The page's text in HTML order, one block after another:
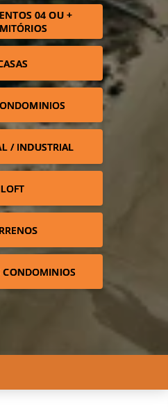
04 OU +
/ INDUSTRIAL
LOFT
CONDOMINIOS